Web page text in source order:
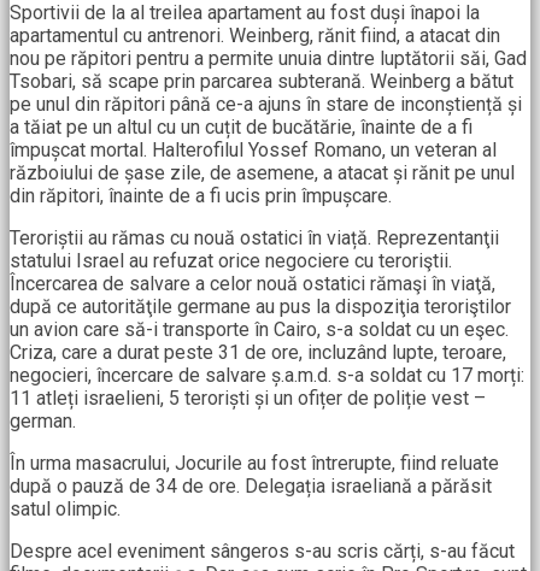
Sportivii de la al treilea apartament au fost duși înapoi la
apartamentul cu antrenori. Weinberg, rănit fiind, a atacat din
nou pe răpitori pentru a permite unuia dintre luptătorii săi, Gad
Tsobari, să scape prin parcarea subterană. Weinberg a bătut
pe unul din răpitori până ce-a ajuns în stare de inconștiență și
a tăiat pe un altul cu un cuțit de bucătărie, înainte de a fi
împușcat mortal. Halterofilul Yossef Romano, un veteran al
războiului de șase zile, de asemene, a atacat și rănit pe unul
din răpitori, înainte de a fi ucis prin împușcare.
Teroriștii au rămas cu nouă ostatici în viață. Reprezentanţii
statului Israel au refuzat orice negociere cu teroriştii.
Încercarea de salvare a celor nouă ostatici rămaşi în viaţă,
după ce autorităţile germane au pus la dispoziţia teroriştilor
un avion care să-i transporte în Cairo, s-a soldat cu un eşec.
Criza, care a durat peste 31 de ore, incluzând lupte, teroare,
negocieri, încercare de salvare ș.a.m.d. s-a soldat cu 17 morți:
11 atleți israelieni, 5 teroriști și un ofițer de poliție vest –
german.
În urma masacrului, Jocurile au fost întrerupte, fiind reluate
după o pauză de 34 de ore. Delegația israeliană a părăsit
satul olimpic.
Despre acel eveniment sângeros s-au scris cărți, s-au făcut